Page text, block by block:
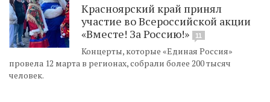
Красноярский край принял
участие во Всероссийской акции
«Вместе! За Россию!»
11
Концерты, которые «Единая Россия»
провела 12 марта в регионах, собрали более 200 тысяч
человек.